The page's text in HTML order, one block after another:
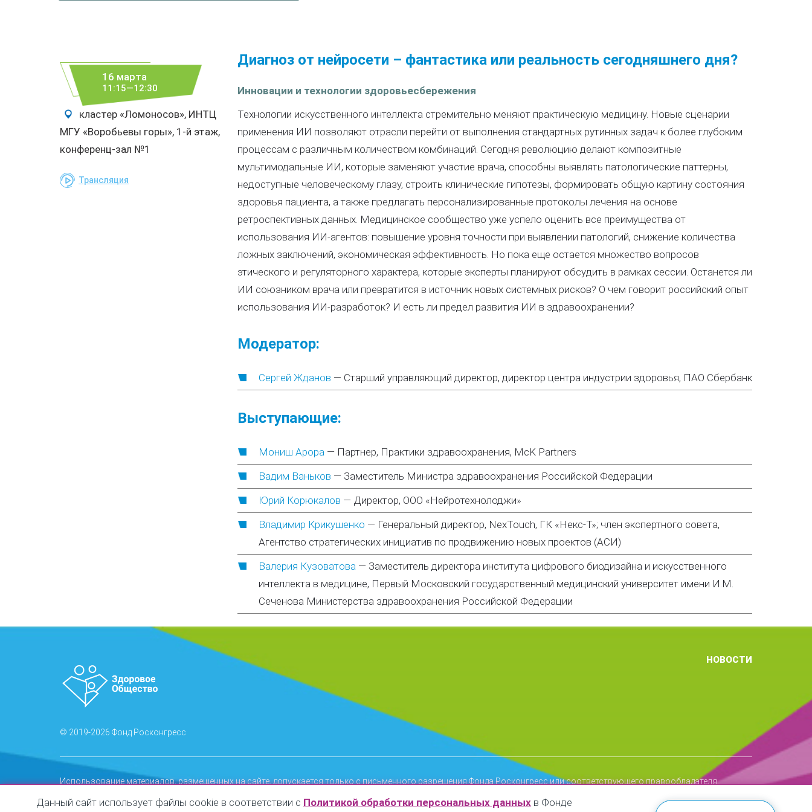
16 марта
11:15—12:30
кластер «Ломоносов», ИНТЦ
МГУ «Воробьевы горы», 1-й этаж,
конференц-зал №1
Трансляция
Диагноз от нейросети – фантастика или реальность сегодняшнего дня?
Инновации и технологии здоровьесбережения
Технологии искусственного интеллекта стремительно меняют практическую медицину. Новые сценарии
применения ИИ позволяют отрасли перейти от выполнения стандартных рутинных задач к более глубоким
процессам с различным количеством комбинаций. Сегодня революцию делают композитные
мультимодальные ИИ, которые заменяют участие врача, способны выявлять патологические паттерны,
недоступные человеческому глазу, строить клинические гипотезы, формировать общую картину состояния
здоровья пациента, а также предлагать персонализированные протоколы лечения на основе
ретроспективных данных. Медицинское сообщество уже успело оценить все преимущества от
использования ИИ-агентов: повышение уровня точности при выявлении патологий, снижение количества
ложных заключений, экономическая эффективность. Но пока еще остается множество вопросов
этического и регуляторного характера, которые эксперты планируют обсудить в рамках сессии. Останется ли
ИИ союзником врача или превратится в источник новых системных рисков? О чем говорит российский опыт
использования ИИ-разработок? И есть ли предел развития ИИ в здравоохранении?
Модератор:
Сергей Жданов — Старший управляющий директор, директор центра индустрии здоровья, ПАО Сбербанк
Выступающие:
Мониш Арора — Партнер, Практики здравоохранения, McK Partners
Вадим Ваньков — Заместитель Министра здравоохранения Российской Федерации
Юрий Корюкалов — Директор, ООО «Нейротехнолоджи»
Владимир Крикушенко — Генеральный директор, NexTouch, ГК «Некс-Т»; член экспертного совета,
Агентство стратегических инициатив по продвижению новых проектов (АСИ)
Валерия Кузоватова — Заместитель директора института цифрового биодизайна и искусственного
интеллекта в медицине, Первый Московский государственный медицинский университет имени И.М.
Сеченова Министерства здравоохранения Российской Федерации
© 2019-2026 Фонд Росконгресс
НОВОСТИ
Использование материалов, размещенных на сайте, допускается только с письменного разрешения Фонда Росконгресс или соответствующего правообладателя.
Данный сайт использует файлы cookie в соответствии с Политикой обработки персональных данных в Фонде